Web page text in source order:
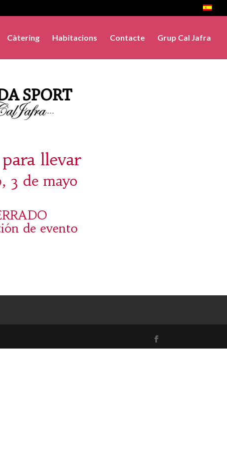
Càtering Habitacions Contacte Grup Cal Jafra
llevar
3 de mayo
de evento